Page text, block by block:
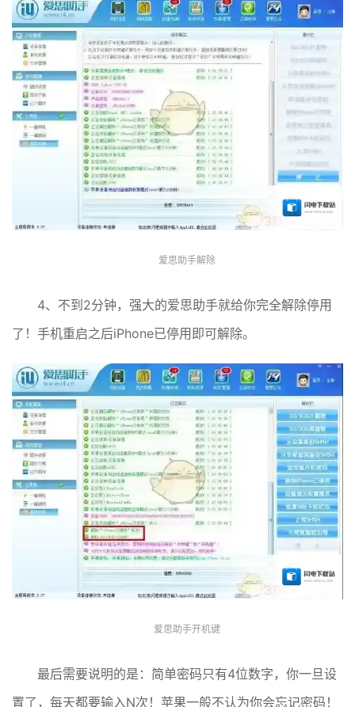
爱思助手解除
4、不到2分钟，强大的爱思助手就给你完全解除停用
了！手机重启之后iPhone已停用即可解除。
爱思助手开机键
最后需要说明的是：简单密码只有4位数字，你一旦设
置了，每天都要输入N次！苹果一般不认为你会忘记密码！